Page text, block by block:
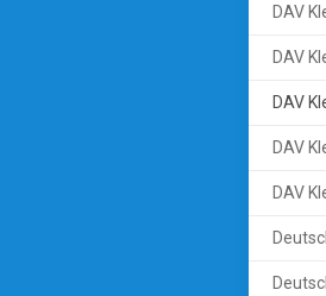
DAV
DAV
DAV
DAV
DAV